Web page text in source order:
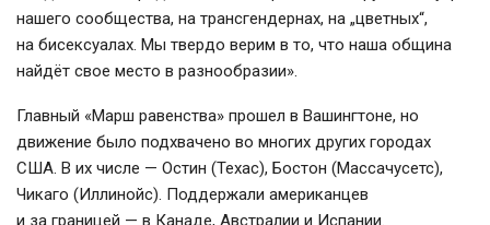
нашего сообщества, на трансгендернах, на „цветных“,
на бисексуалах. Мы твердо верим в то, что наша община
найдёт свое место в разнообразии».
Главный «Марш равенства» прошел в Вашингтоне, но
движение было подхвачено во многих других городах
США. В их числе — Остин (Техас), Бостон (Массачусетс),
Чикаго (Иллинойс). Поддержали американцев
и за границей — в Канаде, Австралии и Испании.